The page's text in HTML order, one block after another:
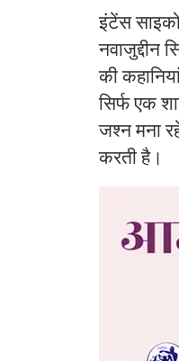
इंटेंस
नवाजुद्दीन
की
सिर्फ एक
जश्न मना
करती है।